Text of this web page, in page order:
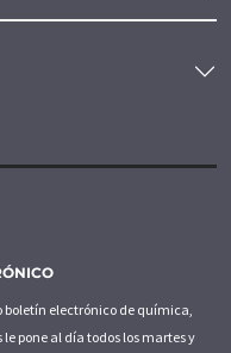
boletín electrónico de química,
pone al día todos los martes y